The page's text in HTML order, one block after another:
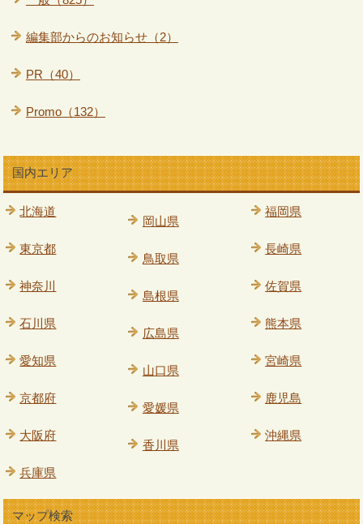
編集部からのお知らせ（2）
PR（40）
Promo（132）
国内エリア
北海道
東京都
神奈川
石川県
愛知県
京都府
大阪府
兵庫県
岡山県
鳥取県
島根県
広島県
山口県
愛媛県
香川県
福岡県
長崎県
佐賀県
熊本県
宮崎県
鹿児島
沖縄県
マップ検索